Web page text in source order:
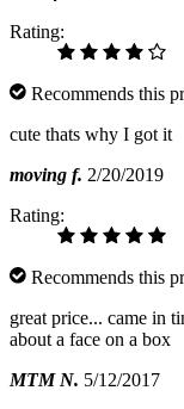
Rating:
Recommends this
cute thats why I got it
moving f. 2/20/2019
Rating:
Recommends this
great price... came in
about a face on a box
MTM N. 5/12/2017